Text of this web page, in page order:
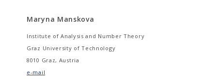
Maryna Manskova
Institute of Analysis and Number Theory
Graz University of Technology
8010 Graz, Austria
e-mail